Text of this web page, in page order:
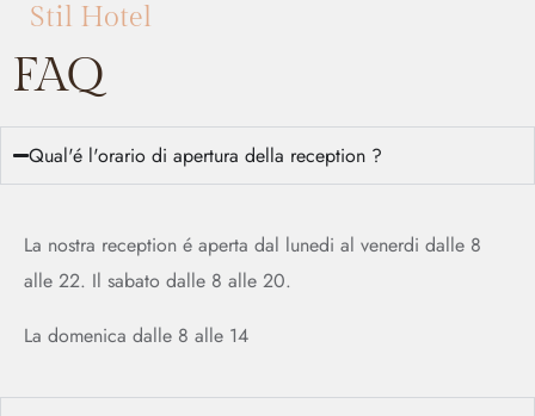
Stil Hotel
FAQ
Qual'é l'orario di apertura della reception ?
La nostra reception é aperta dal lunedi al venerdi dalle 8
alle 22. Il sabato dalle 8 alle 20.
La domenica dalle 8 alle 14